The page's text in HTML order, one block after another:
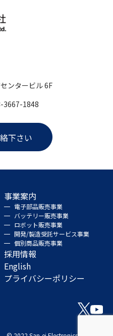
ンタービル 6F
3667-1848
下さい
事業案内
電子部品販売事業
バッテリー販売事業
ロボット販売事業
開発/製造受託サービス事業
個別商品販売事業
採用情報
English
プライバシーポリシー